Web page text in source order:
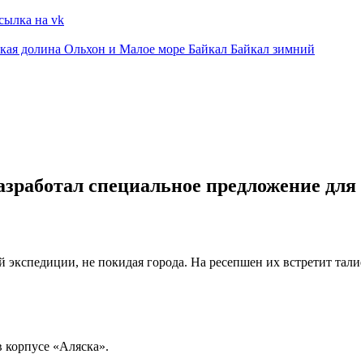
долина Ольхон и Малое море Байкал Байкал зимний
специальное предложение
экспедиции, не покидая города. На ресепшен их встретит
корпусе «Аляска».